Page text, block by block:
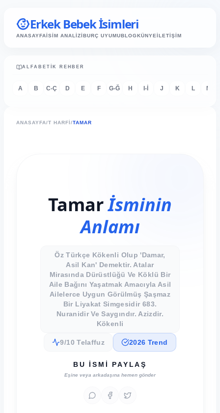
Erkek Bebek İsimleri
ANASAYFAİSİM ANALİZİBURÇ UYUMUBLOGKÜNYEİLETİŞİM
ALFABETIK REHBER
A B C-Ç D E F G-Ğ H I-İ J K L M
ANASAYFA/T HARFI/TAMAR
Tamarİsminin
Anlamı
Öz Türkçe Kökenli Olup 'damar,
Asil Kan' Demektir. Atalar
Mirasında Dürüstlüğü Ve Köklü Bir
Aile Bağını Yaşatmak Amacıyla Asil
Ailelerce Uygun Görülmüş Şaşmaz
Bir Liyakat Simgesidir 683.
Nuranidir Ve Saygındır. Azizdir.
Kökenli
9/10 Telaffuz 2026 Trend
BU İSMI PAYLAŞ
Eşine veya arkadaşına hemen gönder